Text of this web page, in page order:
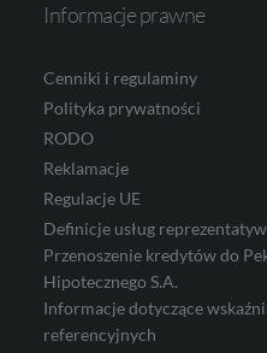
Informacje prawne
Cenniki i regulaminy
Polityka prywatności
RODO
Reklamacje
Regulacje UE
Definicje usług
Przenoszenie kredytów do
Hipotecznego S.A.
Informacje dotyczące
referencyjnych